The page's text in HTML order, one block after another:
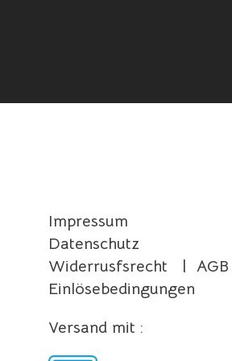
Impressum
Datenschutz
Widerrusfsrecht | AGB
Einlösebedingungen
Versand mit :